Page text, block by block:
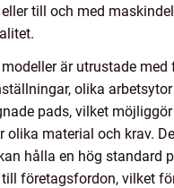
till och med
är utrustade
olika
pads, vilket
olika material och krav.
hålla en hög standard
företagsfordon, vilket